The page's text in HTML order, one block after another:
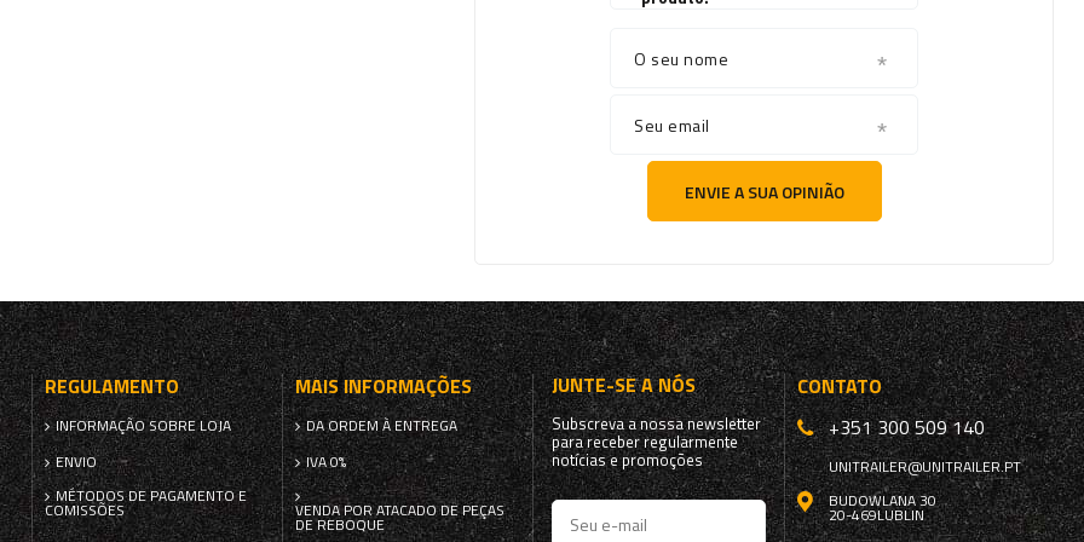
O seu nome
Seu email
ENVIE A SUA OPINIÃO
REGULAMENTO
INFORMAÇÃO SOBRE LOJA
ENVIO
MÉTODOS DE PAGAMENTO E
COMISSÕES
MAIS INFORMAÇÕES
DA ORDEM À ENTREGA
IVA 0%
VENDA POR ATACADO DE PEÇAS
DE REBOQUE
JUNTE-SE A NÓS
Subscreva a nossa newsletter
para receber regularmente
notícias e promoções
CONTATO
+351 300 509 140
UNITRAILER@UNITRAILER.PT
BUDOWLANA 30
20-469LUBLIN